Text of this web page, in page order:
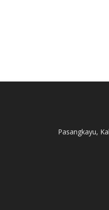
Pasangkayu,